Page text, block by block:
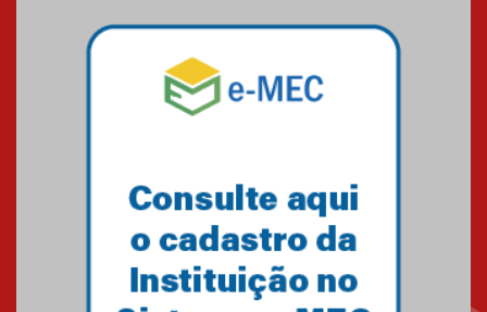
04.08.2026
Mackenzie recepciona os
calouros do segundo semestre
Como o Colégio Mackenzie
Brasília prepara seus
estudantes para o PAS antes
mesmo do Ensino Médio